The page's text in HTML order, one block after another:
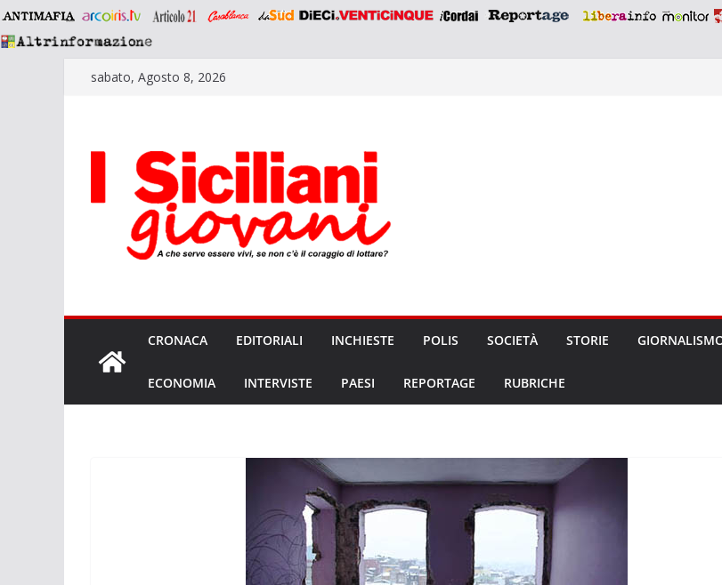
Saltasabato, Agosto 8, 2026
CRONACA EDITORIALI INCHIESTE POLIS SOCIETÀ STORIE
ECONOMIA INTERVISTE PAESI REPORTAGE RUBRICHE